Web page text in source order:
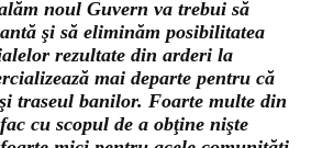
noul Guvern va trebui să
şi să eliminăm posibilitatea
rezultate din arderi la
mai departe pentru că
traseul banilor. Foarte multe din
cu scopul de a obţine nişte